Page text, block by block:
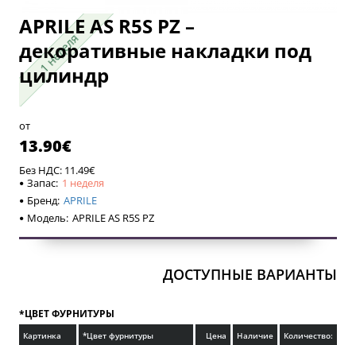
1 неделя
1 неделя
APRILE AS R5S PZ –
декоративные накладки под
цилиндр
от
13.90€
Без НДС: 11.49€
Запас: 1 неделя
Бренд: APRILE
Модель: APRILE AS R5S PZ
ДОСТУПНЫЕ ВАРИАНТЫ
*ЦВЕТ ФУРНИТУРЫ
Картинка *Цвет фурнитуры Цена Наличие Количество: